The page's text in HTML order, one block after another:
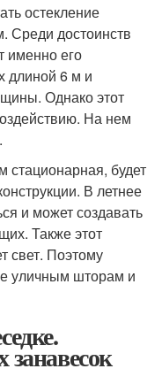
остекление
Среди достоинств
именно его
длиной 6 м и
Однако этот
На нем
стационарная, будет
В летнее
и может создавать
Также этот
свет. Поэтому
уличным шторам и